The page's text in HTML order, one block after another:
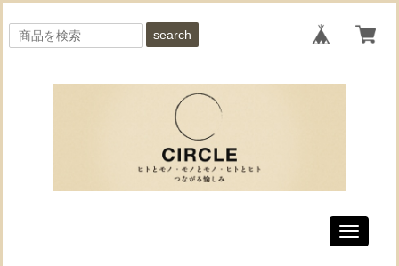
search
Toggle